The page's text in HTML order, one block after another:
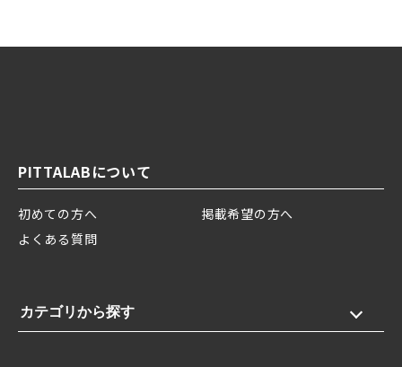
PITTALABについて
初めての方へ
掲載希望の方へ
よくある質問
カテゴリから探す